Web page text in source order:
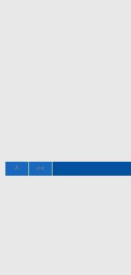
^ <<